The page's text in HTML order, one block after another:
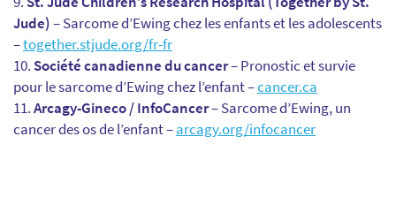
Jude)– Sarcome d’Ewing chez les enfants et les adolescents
–together.stjude.org/fr-fr
Société canadienne du cancer– Pronostic et survie
pour le sarcome d’Ewing chez l’enfant –cancer.ca
Arcagy-Gineco / InfoCancer– Sarcome d’Ewing, un
cancer des os de l’enfant –arcagy.org/infocancer